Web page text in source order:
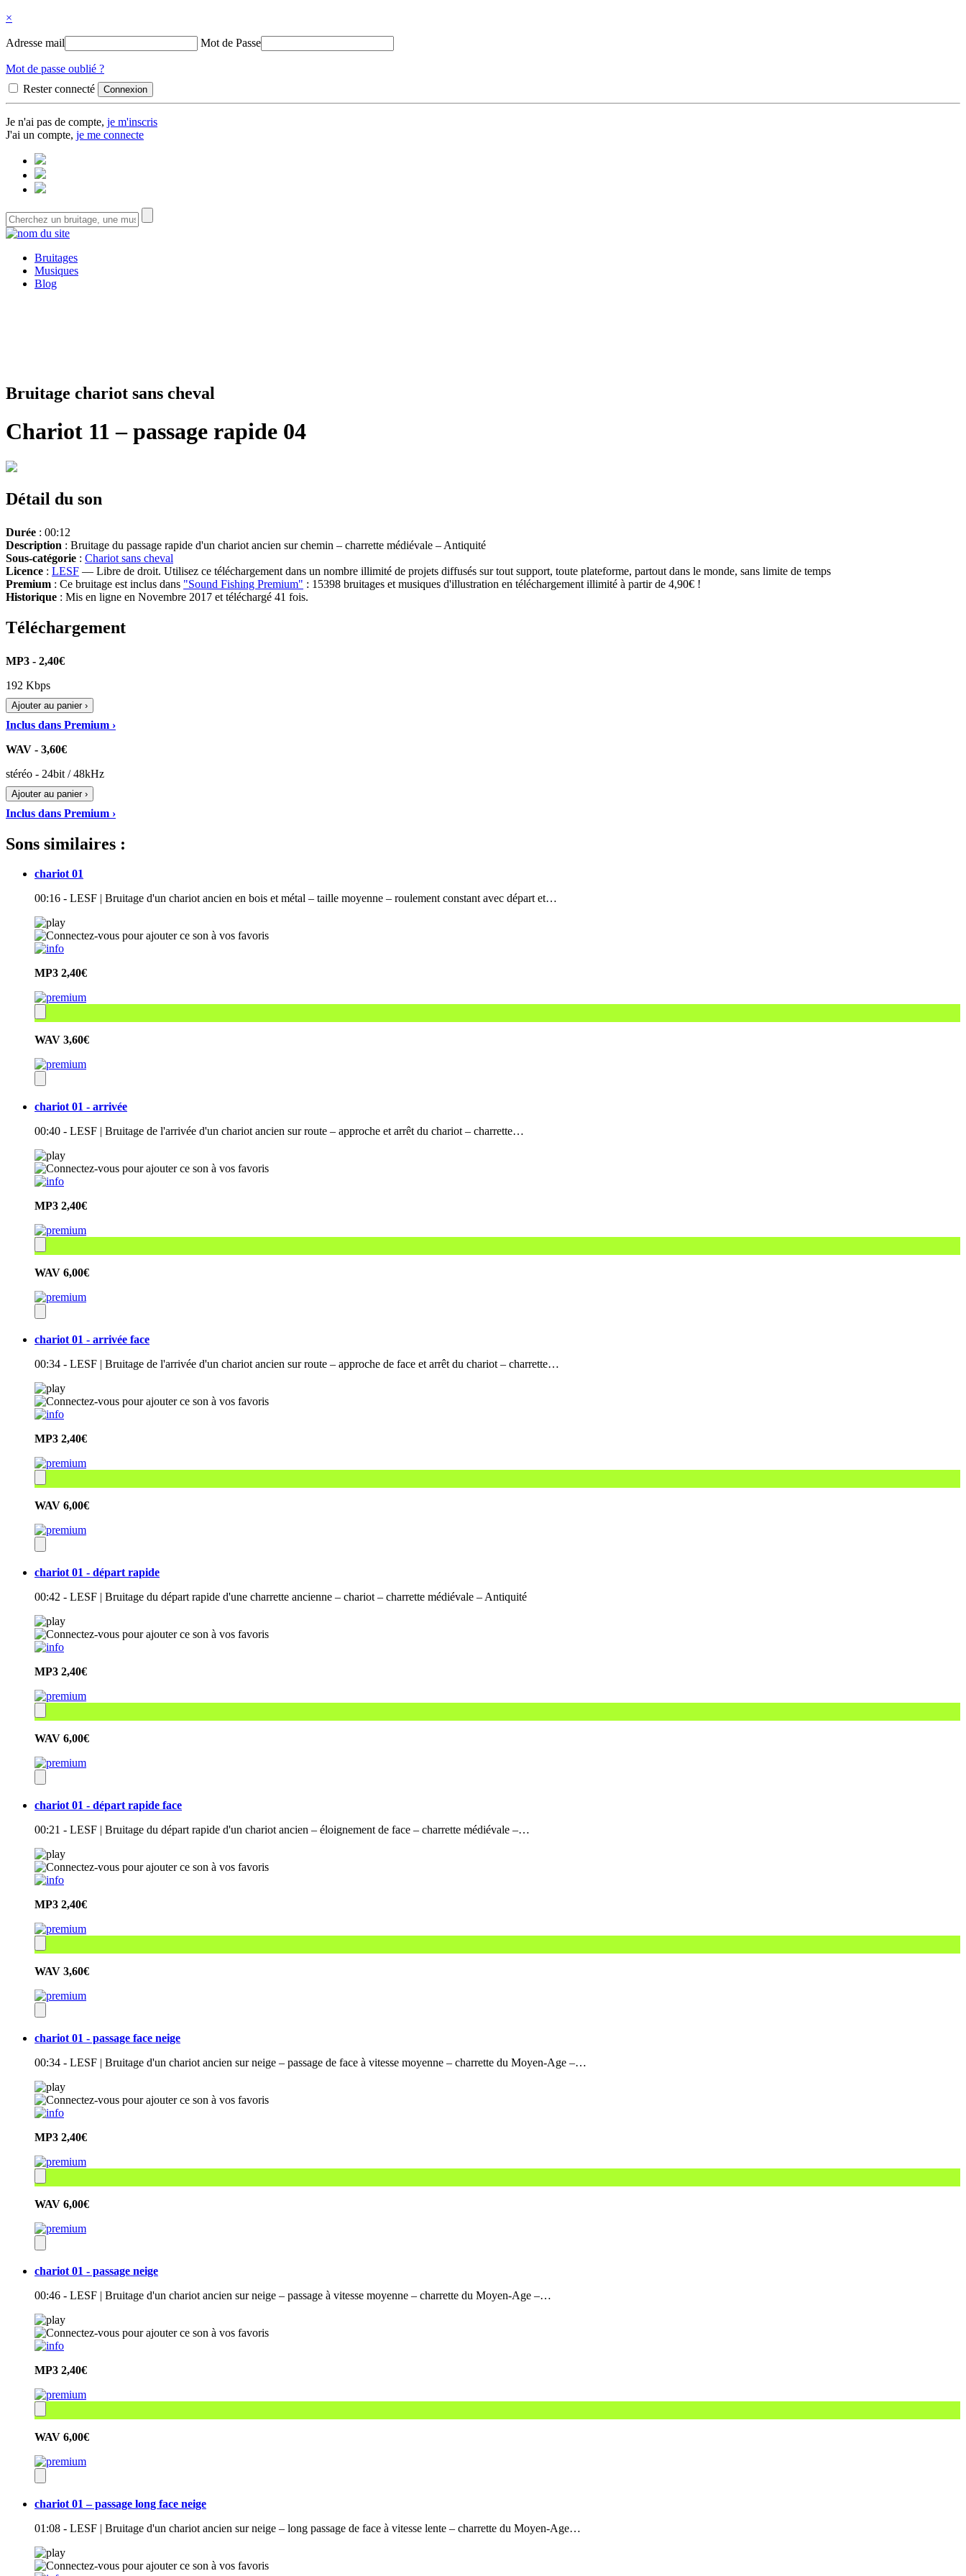
×
Adresse mail Mot de Passe
Mot de passe oublié ?
Rester connecté
Je n'ai pas de compte, je m'inscris
J'ai un compte, je me connecte
Bruitages
Musiques
Blog
Bruitage chariot sans cheval
Chariot 11 – passage rapide 04
Détail du son
Durée : 00:12
Description : Bruitage du passage rapide d'un chariot ancien sur chemin – charrette médiévale – Antiquité
Sous-catégorie : Chariot sans cheval
Licence : LESF — Libre de droit. Utilisez ce téléchargement dans un nombre illimité de projets diffusés sur tout support, toute plateforme, partout dans le monde, sans limite de temps
Premium : Ce bruitage est inclus dans "Sound Fishing Premium" : 15398 bruitages et musiques d'illustration en téléchargement illimité à partir de 4,90€ !
Historique : Mis en ligne en Novembre 2017 et téléchargé 41 fois.
Téléchargement
MP3 - 2,40€
192 Kbps
Ajouter au panier ›
Inclus dans Premium ›
WAV - 3,60€
stéréo - 24bit / 48kHz
Ajouter au panier ›
Inclus dans Premium ›
Sons similaires :
chariot 01
00:16 - LESF | Bruitage d'un chariot ancien en bois et métal – taille moyenne – roulement constant avec départ et…
MP3 2,40€
WAV 3,60€
chariot 01 - arrivée
00:40 - LESF | Bruitage de l'arrivée d'un chariot ancien sur route – approche et arrêt du chariot – charrette…
MP3 2,40€
WAV 6,00€
chariot 01 - arrivée face
00:34 - LESF | Bruitage de l'arrivée d'un chariot ancien sur route – approche de face et arrêt du chariot – charrette…
MP3 2,40€
WAV 6,00€
chariot 01 - départ rapide
00:42 - LESF | Bruitage du départ rapide d'une charrette ancienne – chariot – charrette médiévale – Antiquité
MP3 2,40€
WAV 6,00€
chariot 01 - départ rapide face
00:21 - LESF | Bruitage du départ rapide d'un chariot ancien – éloignement de face – charrette médiévale –…
MP3 2,40€
WAV 3,60€
chariot 01 - passage face neige
00:34 - LESF | Bruitage d'un chariot ancien sur neige – passage de face à vitesse moyenne – charrette du Moyen-Age –…
MP3 2,40€
WAV 6,00€
chariot 01 - passage neige
00:46 - LESF | Bruitage d'un chariot ancien sur neige – passage à vitesse moyenne – charrette du Moyen-Age –…
MP3 2,40€
WAV 6,00€
chariot 01 – passage long face neige
01:08 - LESF | Bruitage d'un chariot ancien sur neige – long passage de face à vitesse lente – charrette du Moyen-Age…